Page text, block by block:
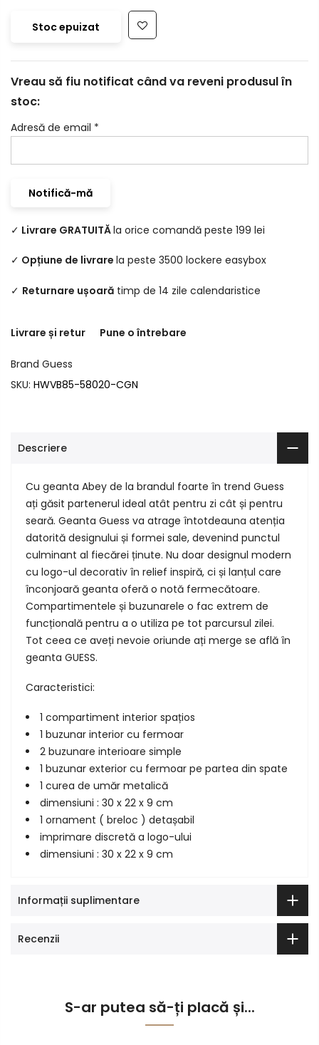
Stoc epuizat
Vreau să fiu notificat când va reveni produsul în
stoc:
Adresă de email *
✓ Livrare GRATUITĂla orice comandă peste 199 lei
✓ Opțiune de livrare la peste 3500 lockere easybox
✓ Returnare ușoară timp de 14 zile calendaristice
Livrare și retur Pune o întrebare
Brand Guess
SKU: HWVB85-58020-CGN
Descriere
Cu geanta Abey de la brandul foarte în trend Guess
ați găsit partenerul ideal atât pentru zi cât și pentru
seară. Geanta Guess va atrage întotdeauna atenția
datorită designului și formei sale, devenind punctul
culminant al fiecărei ținute. Nu doar designul modern
cu logo-ul decorativ în relief inspiră, ci și lanțul care
înconjoară geanta oferă o notă fermecătoare.
Compartimentele și buzunarele o fac extrem de
funcțională pentru a o utiliza pe tot parcursul zilei.
Tot ceea ce aveți nevoie oriunde ați merge se află în
geanta GUESS.
Caracteristici:
1 compartiment interior spațios
1 buzunar interior cu fermoar
2 buzunare interioare simple
1 buzunar exterior cu fermoar pe partea din spate
1 curea de umăr metalică
dimensiuni : 30 x 22 x 9 cm
1 ornament ( breloc ) detașabil
imprimare discretă a logo-ului
dimensiuni : 30 x 22 x 9 cm
Informații suplimentare
Recenzii
S-ar putea să-ți placă și...